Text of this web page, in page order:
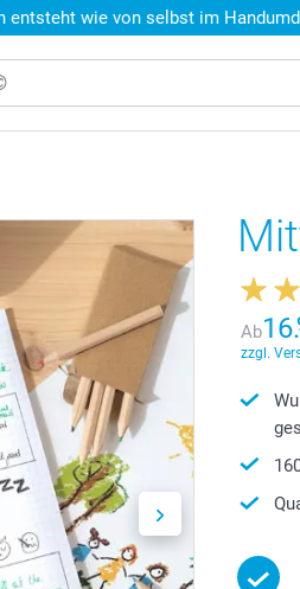
entsteht wie von selbst im
Ab16.
zzgl.